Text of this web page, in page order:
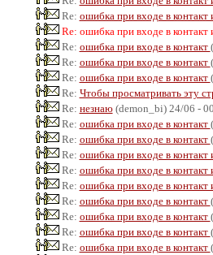
Re: ошибка при входе в контакт
Re: ошибка при входе в
Re: ошибка при входе в контакт
Re: ошибка при входе в контакт
Re: ошибка при входе в контакт
Re: Чтобы просматривать эту
Re: незнаю(demon_bi) 24/06 -
Re: ошибка при входе в контакт
Re: ошибка при входе в контакт
Re: ошибка при входе в контакт
Re: ошибка при входе в контакт
Re: ошибка при входе в контакт
Re: ошибка при входе в контакт
Re: ошибка при входе в контакт
Re: ошибка при входе в контакт
Re: ошибка при входе в контакт